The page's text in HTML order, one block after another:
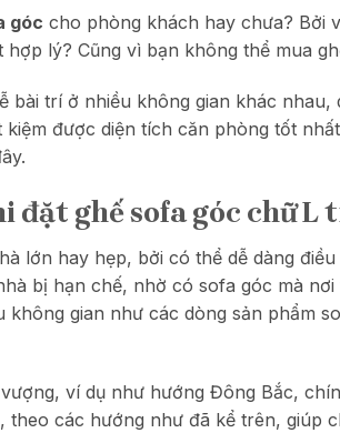
góc cho phòng khách hay chưa? Bởi
lý? Cũng vì bạn không thể mua
bài trí ở nhiều không gian khác
được diện tích căn phòng tốt
ghế sofa góc chữ L
lớn hay hẹp, bởi có thể dễ dàng
bị hạn chế, nhờ có sofa góc mà
gian như các dòng sản phẩm
ví dụ như hướng Đông Bắc,
theo các hướng như đã kể trên, giúp